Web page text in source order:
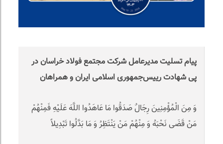
پیام تسلیت مدیرعامل شرکت مجتمع فولاد خراسان در
پی شهادت رییس‌جمهوری اسلامی ایران و همراهان
وَ مِنَ الْمُؤْمِنِينَ رِجَالٌ صَدَقُوا مَا عَاهَدُوا اللَّهَ عَلَيْهِ فَمِنْهُمْ
مَنْ قَضَى نَحْبَهُ وَ مِنْهُمْ مَنْ يَنْتَظِرُ وَ مَا بَدَّلُوا تَبْدِيلاً